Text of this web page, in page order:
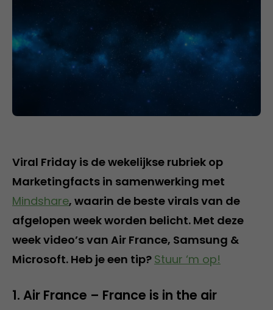
Viral Friday is de wekelijkse rubriek op
Marketingfacts in samenwerking met
Mindshare, waarin de beste virals van de
afgelopen week worden belicht. Met deze
week video’s van Air France, Samsung &
Microsoft. Heb je een tip? Stuur ‘m op!
1. Air France – France is in the air